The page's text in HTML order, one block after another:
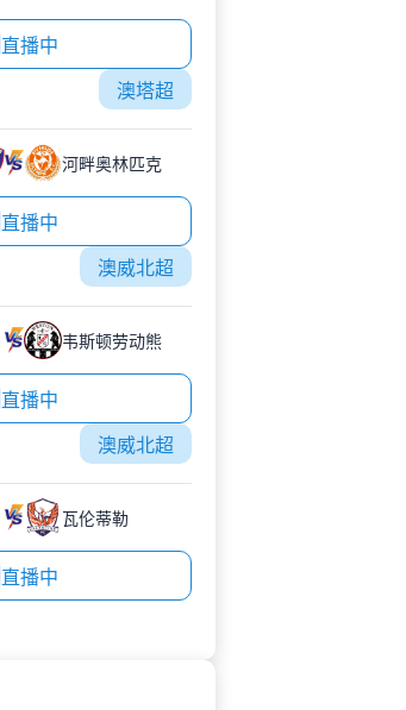
直播中
澳塔超
河畔奥林匹克
直播中
澳威北超
韦斯顿劳动熊
直播中
澳威北超
瓦伦蒂勒
直播中